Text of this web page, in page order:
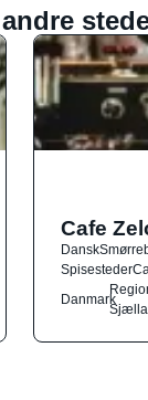
Cafe
Dansk
Spisesteder
Danmark